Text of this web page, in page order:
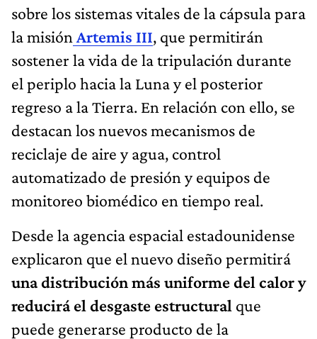
sobre los sistemas vitales de la cápsula para
la misión Artemis III, que permitirán
sostener la vida de la tripulación durante
el periplo hacia la Luna y el posterior
regreso a la Tierra. En relación con ello, se
destacan los nuevos mecanismos de
reciclaje de aire y agua, control
automatizado de presión y equipos de
monitoreo biomédico en tiempo real.
Desde la agencia espacial estadounidense
explicaron que el nuevo diseño permitirá
una distribución más uniforme del calor y
reducirá el desgaste estructural que
puede generarse producto de la